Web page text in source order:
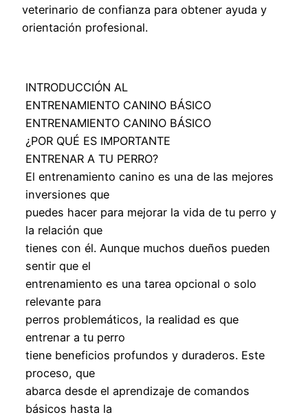
veterinario de confianza para obtener ayuda y
orientación profesional.
INTRODUCCIÓN AL
ENTRENAMIENTO CANINO BÁSICO
ENTRENAMIENTO CANINO BÁSICO
¿POR QUÉ ES IMPORTANTE
ENTRENAR A TU PERRO?
El entrenamiento canino es una de las mejores
inversiones que
puedes hacer para mejorar la vida de tu perro y
la relación que
tienes con él. Aunque muchos dueños pueden
sentir que el
entrenamiento es una tarea opcional o solo
relevante para
perros problemáticos, la realidad es que
entrenar a tu perro
tiene beneficios profundos y duraderos. Este
proceso, que
abarca desde el aprendizaje de comandos
básicos hasta la